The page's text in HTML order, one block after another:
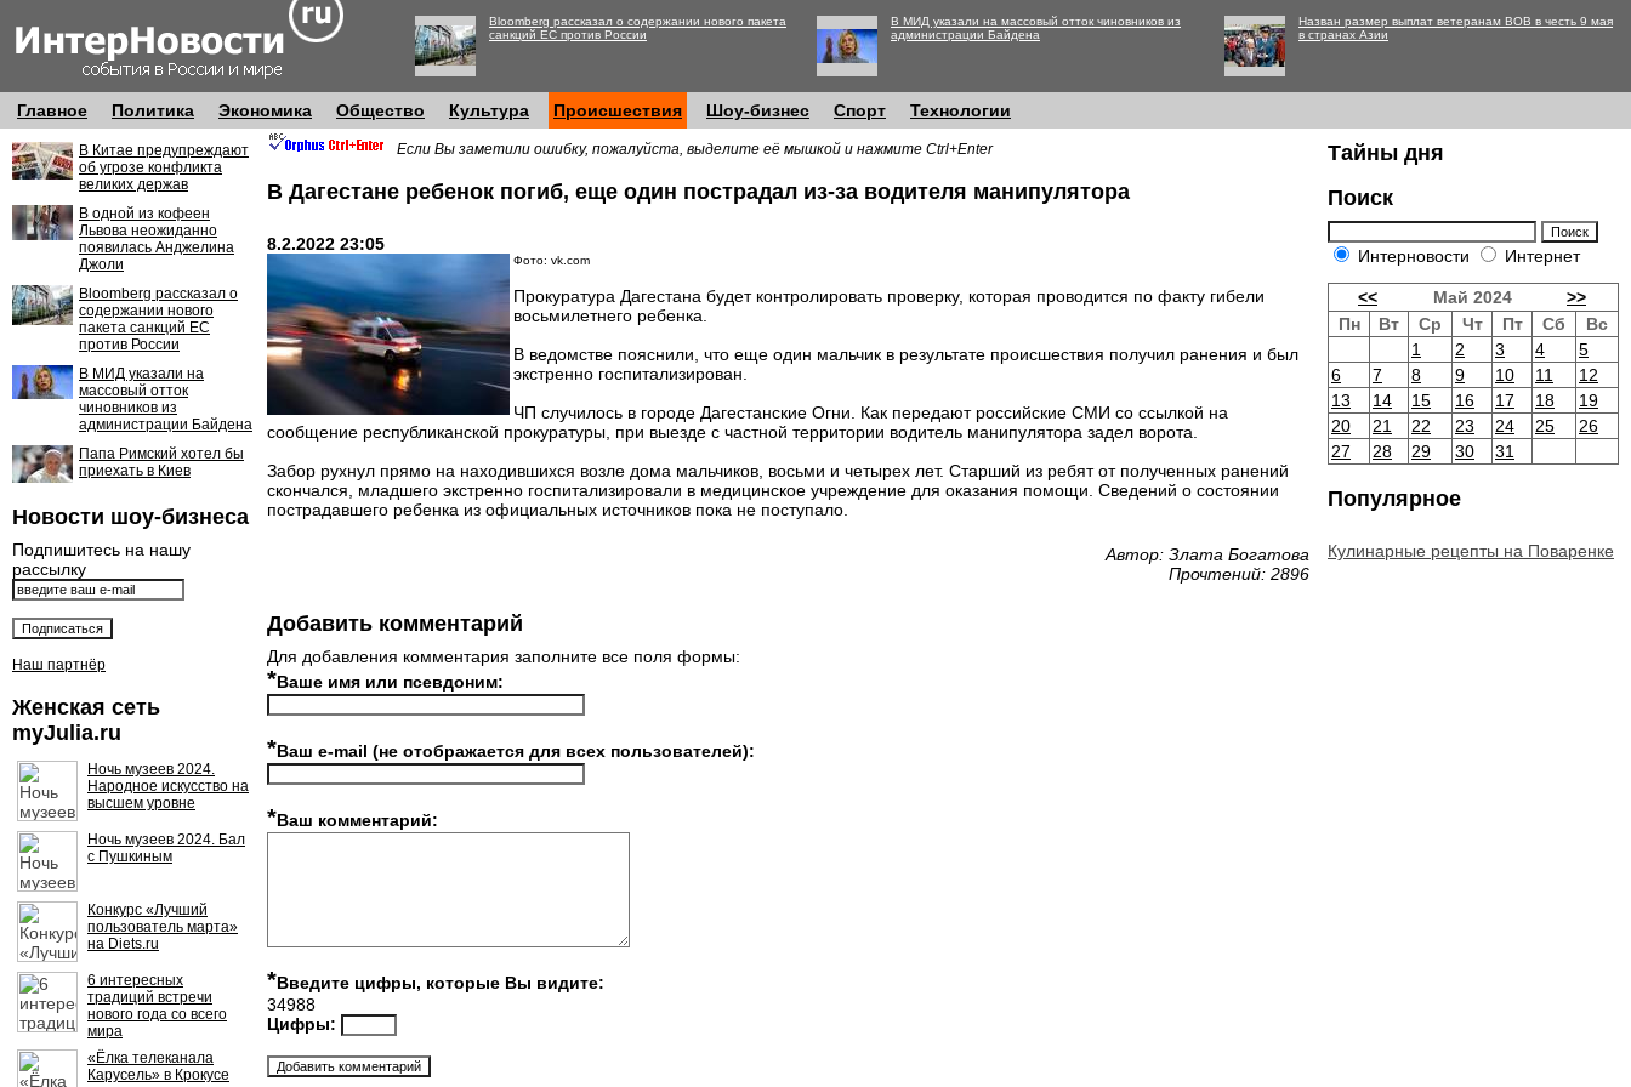
Bloomberg рассказал о содержании нового пакета
санкций ЕС против России
В МИД указали на массовый отток чиновников из
администрации Байдена
Назван размер выплат ветеранам ВОВ в честь 9 мая
в странах Азии
Главное Политика Экономика Общество Культура Происшествия Шоу-бизнес Спорт Технологии
В Китае предупреждают
об угрозе конфликта
великих держав
В одной из кофеен
Львова неожиданно
появилась Анджелина
Джоли
Bloomberg рассказал о
содержании нового
пакета санкций ЕС
против России
В МИД указали на
массовый отток
чиновников из
администрации Байдена
Папа Римский хотел бы
приехать в Киев
Новости шоу-бизнеса
Подпишитесь на нашу
рассылку
Наш партнёр
Женская сеть
myJulia.ru
Ночь музеев 2024.
Народное искусство на
высшем уровне
Ночь музеев 2024. Бал
с Пушкиным
Конкурс «Лучший
пользователь марта»
на Diets.ru
6 интересных
традиций встречи
нового года со всего
мира
«Ёлка телеканала
Карусель» в Крокусе
Если Вы заметили ошибку, пожалуйста, выделите её мышкой и нажмите Ctrl+Enter
В Дагестане ребенок погиб, еще один пострадал из-за водителя манипулятора
8.2.2022 23:05
Фото: vk.com
Прокуратура Дагестана будет контролировать проверку, которая проводится по факту гибели
восьмилетнего ребенка.
В ведомстве пояснили, что еще один мальчик в результате происшествия получил ранения и был
экстренно госпитализирован.
ЧП случилось в городе Дагестанские Огни. Как передают российские СМИ со ссылкой на
сообщение республиканской прокуратуры, при выезде с частной территории водитель манипулятора задел ворота.
Забор рухнул прямо на находившихся возле дома мальчиков, восьми и четырех лет. Старший из ребят от полученных ранений
скончался, младшего экстренно госпитализировали в медицинское учреждение для оказания помощи. Сведений о состоянии
пострадавшего ребенка из официальных источников пока не поступало.
Автор: Злата Богатова
Прочтений: 2896
Добавить комментарий
Для добавления комментария заполните все поля формы:
*Ваше имя или псевдоним:
*Ваш e-mail (не отображается для всех пользователей):
*Ваш комментарий:
*Введите цифры, которые Вы видите:
34988
Цифры:
Тайны дня
Поиск
Интерновости Интернет
<< Май 2024
>>
Пн
Вт Ср Чт Пт Сб
Вс
1
2 3 4
5
6
7 8 9 10 11
12
13
14 15 16 17 18
19
20
21 22 23 24 25
26
27
28 29 30 31
Популярное
Кулинарные рецепты на Поваренке